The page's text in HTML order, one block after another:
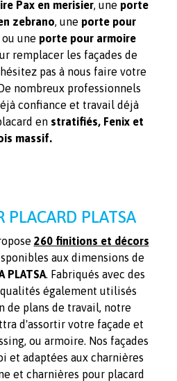
Pax en merisier , une porte
zebrano , une porte pour
une porte pour armoire
remplacer les façades de
pas à nous faire votre
nombreux professionnels
confiance et travail déjà
en stratifiés, Fenix et
massif.
PLACARD PLATSA
260 finitions et décors
aux dimensions de
PLATSA. Fabriqués avec des
également utilisés
de plans de travail, notre
d'assortir votre façade et
ou armoire. Nos façades
et adaptées aux charnières
et charnières pour placard